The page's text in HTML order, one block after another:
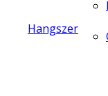
Hangszer